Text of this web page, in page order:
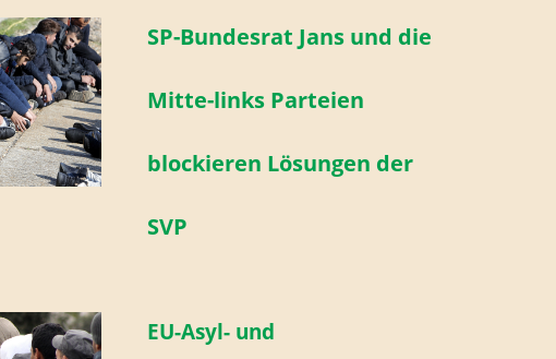
SP-Bundesrat Jans und die
Mitte-links Parteien
blockieren Lösungen der
SVP
EU-Asyl- und